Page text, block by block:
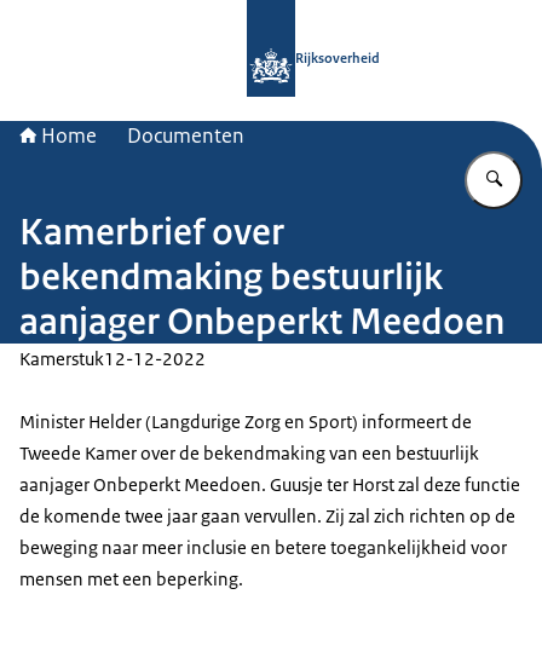
Rijksoverheid
Home Documenten
Kamerbrief over
bekendmaking bestuurlijk
aanjager Onbeperkt Meedoen
Kamerstuk12-12-2022
Minister Helder (Langdurige Zorg en Sport) informeert de
Tweede Kamer over de bekendmaking van een bestuurlijk
aanjager Onbeperkt Meedoen. Guusje ter Horst zal deze functie
de komende twee jaar gaan vervullen. Zij zal zich richten op de
beweging naar meer inclusie en betere toegankelijkheid voor
mensen met een beperking.